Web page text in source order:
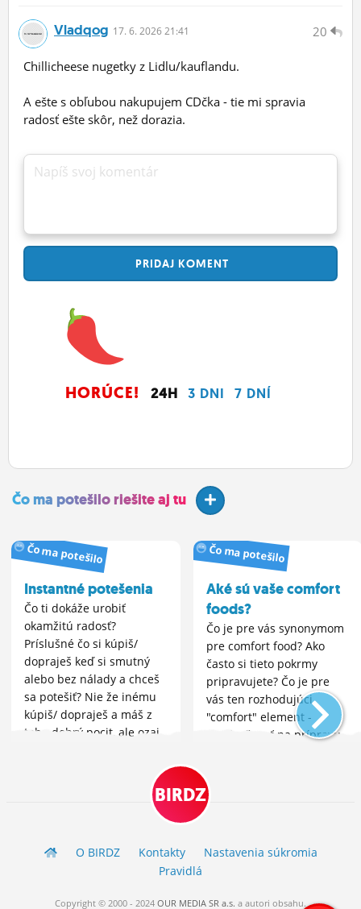
20
Vladqog 17. 6. 2026 21:41
Chillicheese nugetky z Lidlu/kauflandu.
A ešte s obľubou nakupujem CDčka - tie mi spravia
radosť ešte skôr, než dorazia.
Napíš svoj komentár
PRIDAJ KOMENT
HORÚCE! 24H 3 DNI 7 DNÍ
Čo ma potešilo riešite aj tu
Čo ma potešilo
Instantné potešenia
Čo ti dokáže urobiť
okamžitú radosť?
Príslušné čo si kúpiš/
dopraješ keď si smutný
alebo bez nálady a chceš
sa potešiť? Nie že inému
kúpiš/ dopraješ a máš z
toho dobrý pocit, ale ozaj
Čo ma potešilo
Aké sú vaše comfort
foods?
Čo je pre vás synonymom
pre comfort food? Ako
často si tieto pokrmy
pripravujete? Čo je pre
vás ten rozhodujúci
"comfort" element -
nenáročnosť na prípravu,
daného jedla s detstvom?
:)
BIRDZ
O BIRDZ Kontakty
Nastavenia súkromia
Pravidlá
Copyright © 2000 - 2024 OUR MEDIA SR a.s. a autori obsahu.